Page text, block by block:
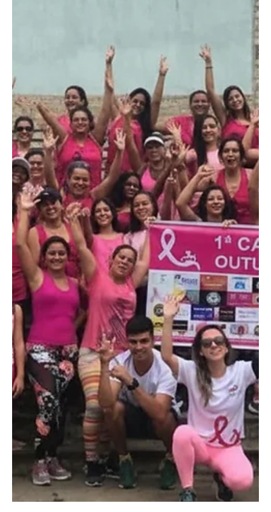
Banco Central decreta liquidação extrajudicial
da Will Financeira e amplia clima de insegurança
no sistema financeiro em 2026
O Banco Central decretou a liquidação extrajudicial da Will
Financeira nesta quarta-feira (21), ampliando o clima de alerta no
sistema financeiro em 2026. Controlada pelo Banco Master, já
liquidado em 2025, a instituição teve suas operações
interrompidas após o agravamento de sua situação econômico-
financeira. A decisão impacta diretamente correntistas e
investidores, que passam a aguardar o processo legal de
ressarcimento, com cobertura do FGC conforme as regras
vigentes.